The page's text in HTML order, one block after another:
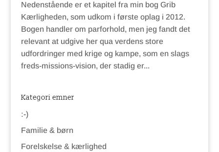
Nedenstående er et kapitel fra min bog Grib
Kærligheden, som udkom i første oplag i 2012.
Bogen handler om parforhold, men jeg fandt det
relevant at udgive her qua verdens store
udfordringer med krige og kampe, som en slags
freds-missions-vision, der stadig er...
Kategori emner
:-)
Familie & børn
Forelskelse & kærlighed